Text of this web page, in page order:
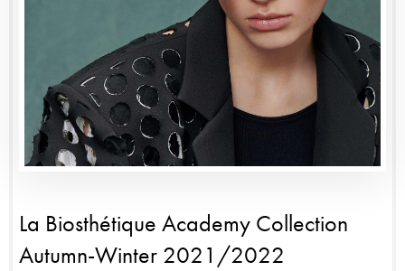
La Biosthétique Academy Collection
Autumn-Winter 2021/2022